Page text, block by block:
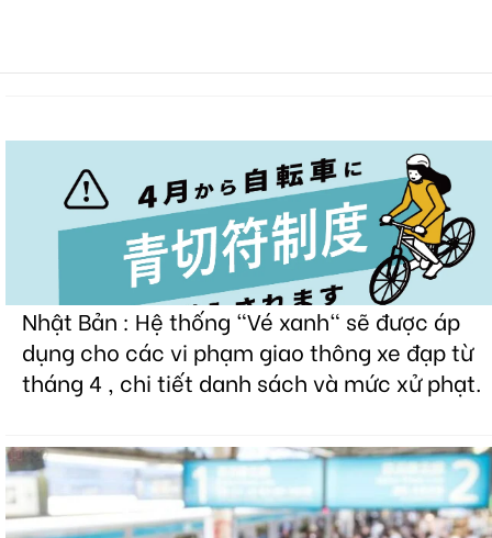
Nhật Bản : Hệ thống "Vé xanh" sẽ được áp
dụng cho các vi phạm giao thông xe đạp từ
tháng 4 , chi tiết danh sách và mức xử phạt.